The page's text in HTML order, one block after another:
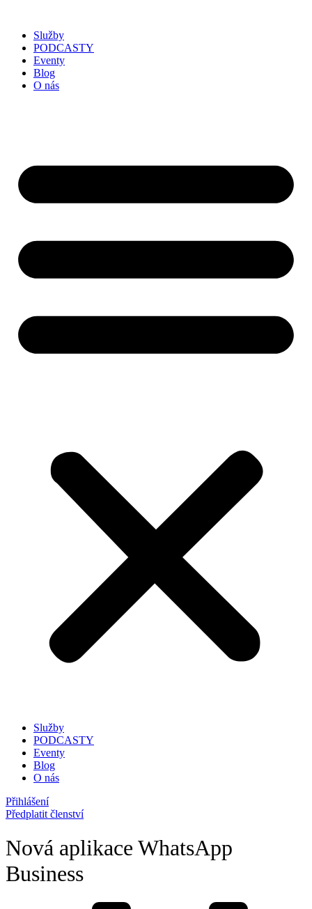
Služby
PODCASTY
Eventy
Blog
O nás
Služby
PODCASTY
Eventy
Blog
O nás
Přihlášení
Předplatit členství
Nová aplikace WhatsApp
Business